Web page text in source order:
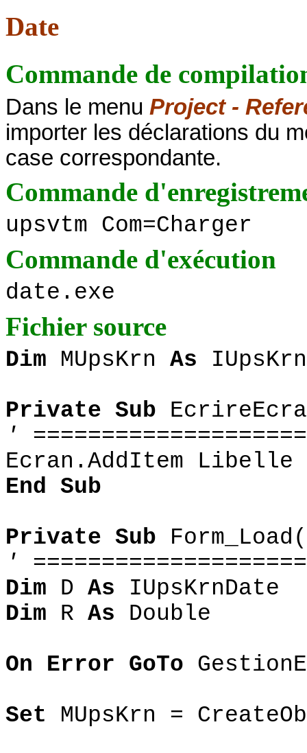
Date
Commande de
Dans le menu Project -
importer les déclarations du
case correspondante.
Commande
upsvtm Com=Charger
Commande d'exécution
date.exe
Fichier source
Dim MUpsKrn As IUpsKrn
Private Sub
'
Ecran.AddItem Libelle
End Sub
Private Sub
'
Dim D As IUpsKrnDate
Dim R As Double
On Error GoTo
Set MUpsKrn =